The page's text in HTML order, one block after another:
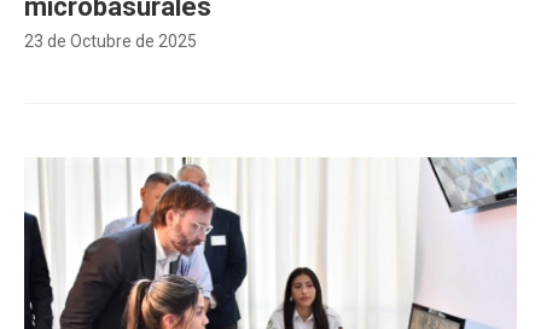
23 de Octubre de 2025
microbasurales